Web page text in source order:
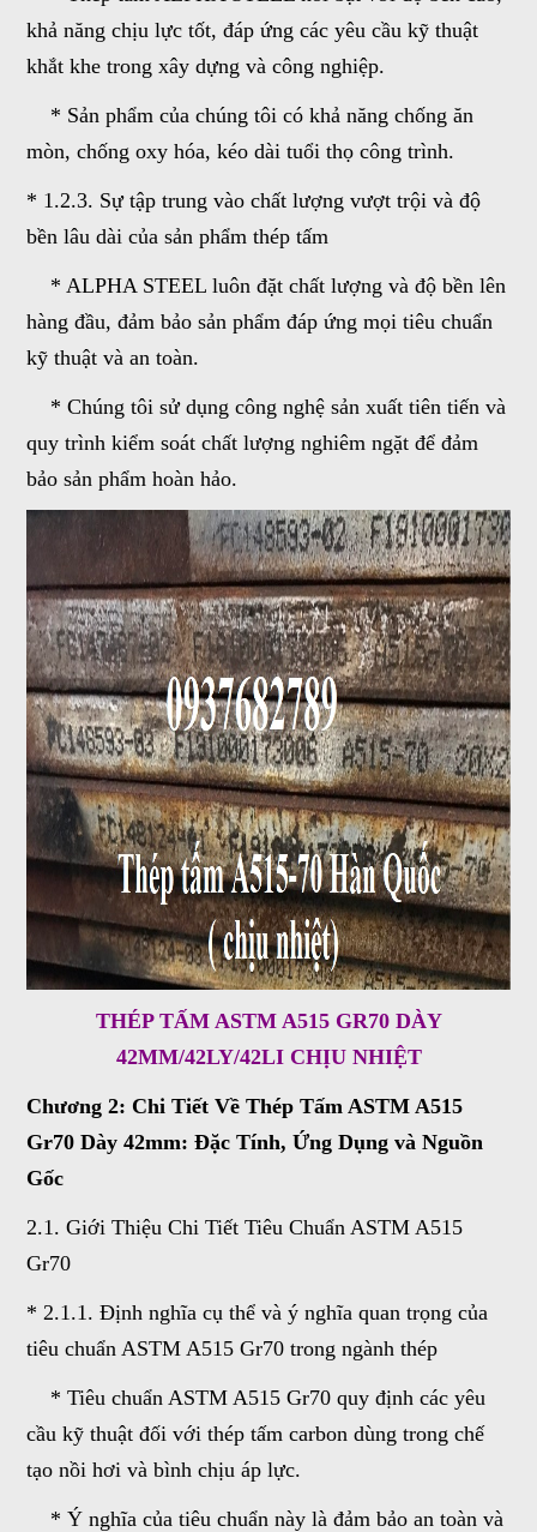
khả năng chịu lực tốt, đáp ứng các yêu cầu kỹ thuật
khắt khe trong xây dựng và công nghiệp.
* Sản phẩm của chúng tôi có khả năng chống ăn
mòn, chống oxy hóa, kéo dài tuổi thọ công trình.
* 1.2.3. Sự tập trung vào chất lượng vượt trội và độ
bền lâu dài của sản phẩm thép tấm
* ALPHA STEEL luôn đặt chất lượng và độ bền lên
hàng đầu, đảm bảo sản phẩm đáp ứng mọi tiêu chuẩn
kỹ thuật và an toàn.
* Chúng tôi sử dụng công nghệ sản xuất tiên tiến và
quy trình kiểm soát chất lượng nghiêm ngặt để đảm
bảo sản phẩm hoàn hảo.
THÉP TẤM ASTM A515 GR70 DÀY
42MM/42LY/42LI CHỊU NHIỆT
Chương 2: Chi Tiết Về Thép Tấm ASTM A515
Gr70 Dày 42mm: Đặc Tính, Ứng Dụng và Nguồn
Gốc
2.1. Giới Thiệu Chi Tiết Tiêu Chuẩn ASTM A515
Gr70
* 2.1.1. Định nghĩa cụ thể và ý nghĩa quan trọng của
tiêu chuẩn ASTM A515 Gr70 trong ngành thép
* Tiêu chuẩn ASTM A515 Gr70 quy định các yêu
cầu kỹ thuật đối với thép tấm carbon dùng trong chế
tạo nồi hơi và bình chịu áp lực.
* Ý nghĩa của tiêu chuẩn này là đảm bảo an toàn và